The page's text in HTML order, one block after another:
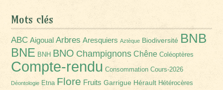
Mots clés
ABC Aigoual Arbres Aresquiers Aztèque Biodiversité BNB
BNE BNH BNO Champignons Chêne Coléoptères
Compte-rendu Consommation Cours-2026
Déontologie Etna Flore Fruits Garrigue Hérault Hétérocères